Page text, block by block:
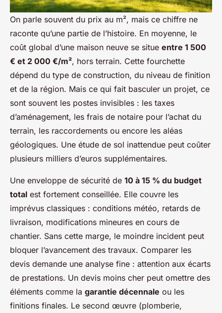
On parle souvent du prix au m², mais ce chiffre ne
raconte qu’une partie de l’histoire. En moyenne, le
coût global d’une maison neuve se situe entre 1 500
€ et 2 000 €/m², hors terrain. Cette fourchette
dépend du type de construction, du niveau de finition
et de la région. Mais ce qui fait basculer un projet, ce
sont souvent les postes invisibles : les taxes
d’aménagement, les frais de notaire pour l’achat du
terrain, les raccordements ou encore les aléas
géologiques. Une étude de sol inattendue peut coûter
plusieurs milliers d’euros supplémentaires.
Une enveloppe de sécurité de 10 à 15 % du budget
total est fortement conseillée. Elle couvre les
imprévus classiques : conditions météo, retards de
livraison, modifications mineures en cours de
chantier. Sans cette marge, le moindre incident peut
bloquer l’avancement des travaux. Comparer les
devis demande une analyse fine : attention aux écarts
de prestations. Un devis moins cher peut omettre des
éléments comme la garantie décennale ou les
finitions finales. Le second œuvre (plomberie,